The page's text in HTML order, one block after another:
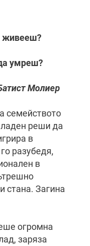
живееш?
умреш?
Молиер
семейството
реши да
в
разубедя,
в
стана. Загина
огромна
заряза